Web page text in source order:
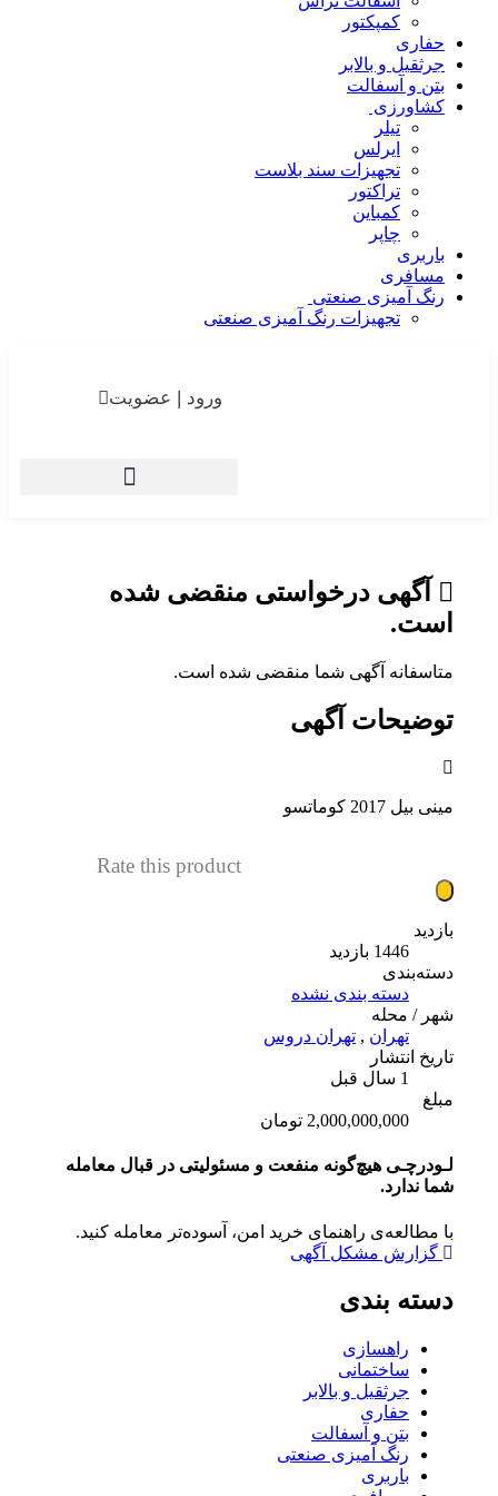
کمپکتور
حفاری
جرثقیل و بالابر
بتن و آسفالت
کشاورزی
تیلر
ایرلس
تجهیزات سند بلاست
تراکتور
کمباین
چاپر
باربری
مسافری
رنگ آمیزی صنعتی
تجهیزات رنگ آمیزی صنعتی
ورود | عضویت
آگهی درخواستی منقضی شده
است.
متاسفانه آگهی شما منقضی شده است.
توضیحات آگهی
مینی بیل 2017 کوماتسو
Rate this product
دسته‌بندی
دسته بندی نشده
شهر / محله
تهران,تهران دروس
تاریخ انتشار
2,000,000,000 تومان
لـودرچـی هیچ‌گونه منفعت و مسئولیتی در قبال معامله
شما ندارد.
با مطالعه‌ی راهنمای خرید امن، آسوده‌تر معامله کنید.
گزارش مشکل آگهی
دسته بندی
راهسازی
ساختمانی
جرثقیل و بالابر
حفاری
بتن و آسفالت
رنگ آمیزی صنعتی
باربری